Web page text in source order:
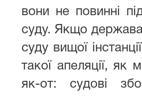
вони не повинні
суду. Якщо
суду вищої
такої апеляції, як
як-от: судові